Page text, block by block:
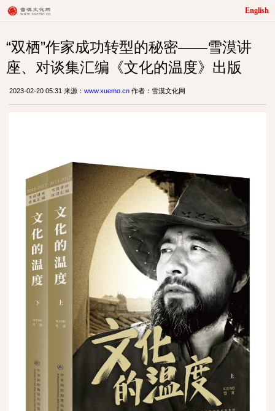
English
“双栖”作家成功转型的秘密——雪漠讲
座、对谈集汇编《文化的温度》出版
2023-02-20 05:31 来源： www.xuemo.cn 作者：雪漠文化网